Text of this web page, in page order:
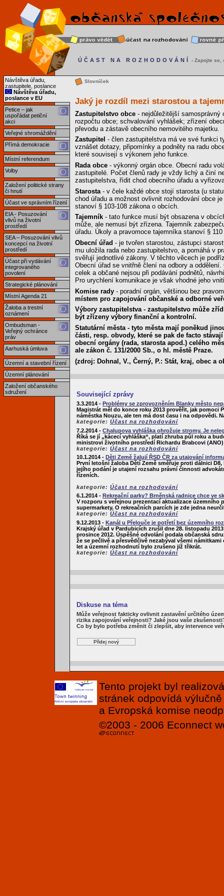
Návštěva úřadu,
zastupitele, poslance
Návštěva úřadu,
poslance v EU
Petice – jak
uspořádat petiční
akci
Veřejné shromáždění
Přímá demokracie
Místní referendum
Volby
Založení politické strany
či hnutí
Účast ve správním řízení
EIA - Posuzování
vlivů na životní
prostředí
SEA – Posuzování vlivů
koncepcí na životní
prostředí
Účast při vydávání
integrovaného
povolení
Strategické plánování
Místní Agenda 21
Žaloba a trestní
oznámení
Ombudsman -
Veřejný ochránce
práv
Aarhuská úmluva
Územní a stavební řízení
Územní plánování
Založení občanského
sdružení
ÚČAST NA ROZHODOVÁNÍ - Zapojte se,
Slovníček
Jaký je rozdíl mezi starostou a
Zastupitelstvo obce - nejdůležitější samosprávný
rozpočtu obce; schvalování vyhlášek; zřízení
převodu a zástavě obecního nemovitého majetku.
Zastupitel - člen zastupitelstva má ve své funkci
vznášet dotazy, připomínky a podněty na radu
které souvisejí s výkonem jeho funkce.
Rada obce - výkonný orgán obce. Obecní radu
zastupitelé. Počet členů rady je vždy lichý a činí
zastupitelstva, řídit chod obecního úřadu a
Starosta - v čele každé obce stojí starosta (u
chod úřadu a možnost ovlivnit rozhodování obce
stanoví § 103-108 zákona o obcích.
Tajemník - tato funkce musí být obsazena v
může, ale nemusí být zřízena. Tajemník
úřadu. Úkoly a pravomoce tajemníka stanoví §
Obecní úřad - je tvořen starostou, zástupci
mu uložila rada nebo zastupitelstvo, a pomáhá v
svěřují jednotlivé zákony. V těchto věcech je
Obecní úřad se vnitřně člení na odbory a
celek a občané nejsou při podávání podnětů,
Pro urychlení komunikace je však vhodné jeho
Komise rady - poradní orgán, většinou bez
místem pro zapojování občanské a odborné
Výbory zastupitelstva- zastupitelstvo může
být zřízeny výbory finanční a kontrolní.
Statutární města - tyto města mají poněkud
části, resp. obvody, které se pak de facto
obecní orgány (rada, starosta apod.) celého
ale zákon č. 131/2000 Sb., o hl. městě Praze.
(zdroj: Dohnal, V., Černý, P.: Stát, kraj, obec a
Související zprávy
3.3.2014 - Problémy se zprovozněním Blanky město
Magistrát měl do konce roku 2013 prověřit, jak
náměstka Nouzu, ale ten má dost času i na odpovědi.
kategorie: Účast na rozhodování
7.2.2014 - Chalupova vyhláška ohrožuje stromy. Je
Říká se jí „kácecí vyhláška“, platí zhruba půl roku a
ministrovi životního prostředí Richardu Brabcovi
kategorie: Účast na rozhodování
10.1.2014 - Děti Země žalují ŘSD ČR za utajování
První letošní žaloba Dětí Země směřuje proti dálnici
jejího podání je utajení rozsahu právní činnosti
řízeních.
kategorie: Účast na rozhodování
6.1.2014 - Rekreační parky? Brněnská radnice chce ve
V rozporu s veřejnou prezentací aktualizace územního
supermarkety. O rekreačních parcích je zde jedna
kategorie: Účast na rozhodování
9.12.2013 - Kanál u Přelouče je potřetí bez územního
Krajský úřad v Pardubicích zrušil dne 28. listopadu
prosince 2012. Úspěšné odvolání podala občanská
že se pečlivě a přesvědčivě nezabýval všemi
let a územní rozhodnutí bylo zrušeno již třikrát.
kategorie: Účast na rozhodování
Diskuse na téma
Může veřejnost fakticky ovlivnit zastavění určitého
rizika zapojování veřejnosti? Jaké jsou vaše
Co by bylo potřeba změnit či zlepšit, aby intervence
Tento projekt byl
stránek odpovídá
a Evropská komise
©2003 - 2006 Econnect